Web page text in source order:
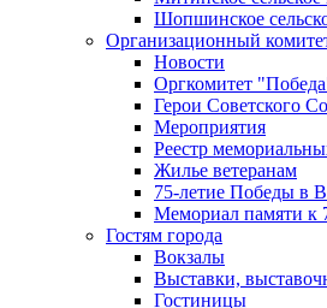
Шопшинское
Организационный
Новости
Оргкомитет
Герои Советского
Мероприятия
Реестр
Жилье ветеранам
75-летие Победы в
Мемориал памяти к
Гостям города
Вокзалы
Выставки,
Гостиницы